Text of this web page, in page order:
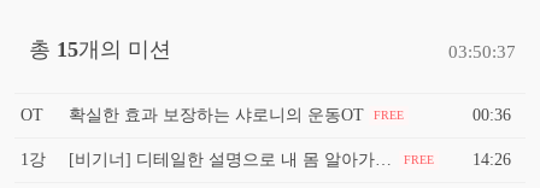
총 15개의 미션 03:50:37
OT 확실한 효과 보장하는 샤로니의 운동OT FREE 00:36
1강 FREE 14:26